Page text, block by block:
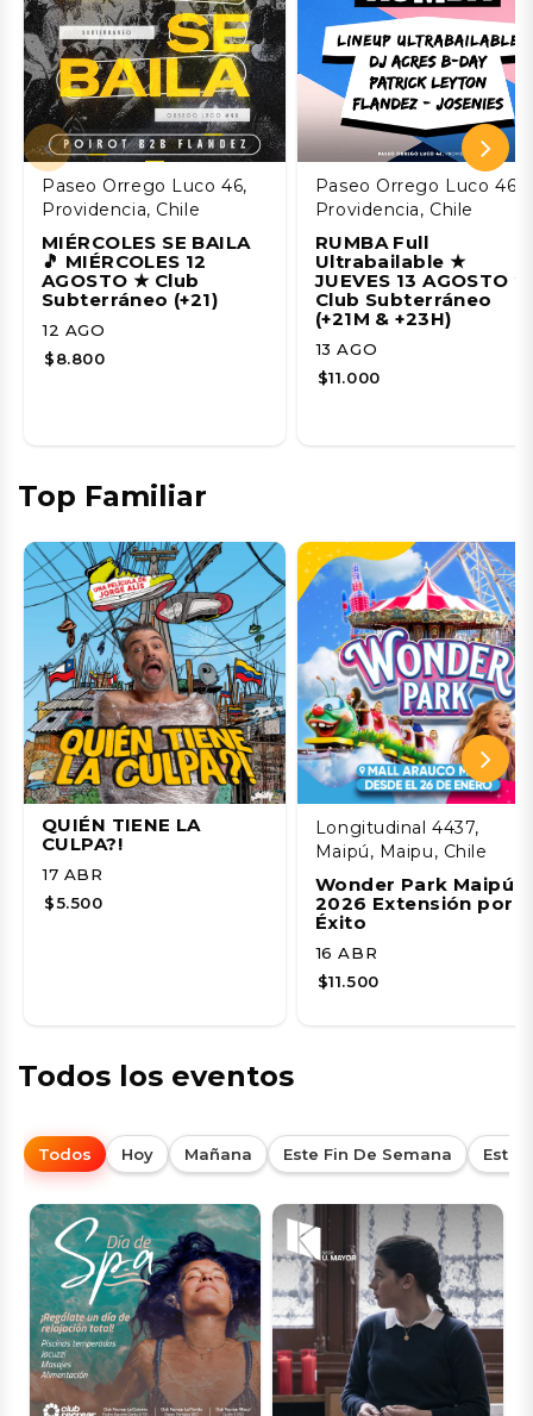
Paseo Orrego Luco 46,
Providencia, Chile
MIÉRCOLES SE BAILA
🎵 MIÉRCOLES 12
AGOSTO ★ Club
Subterráneo (+21)
12 AGO
$8.800
Paseo Orrego Luco 46,
Providencia, Chile
RUMBA Full
Ultrabailable ★
JUEVES 13 AGOSTO ★
Club Subterráneo
(+21M & +23H)
13 AGO
$11.000
Top Familiar
QUIÉN TIENE LA
CULPA?!
17 ABR
$5.500
Longitudinal 4437,
Maipú, Maipu, Chile
Wonder Park Maipú
2026 Extensión por
Éxito
16 ABR
$11.500
Todos los eventos
Todos Hoy Mañana Este Fin De Semana Esta